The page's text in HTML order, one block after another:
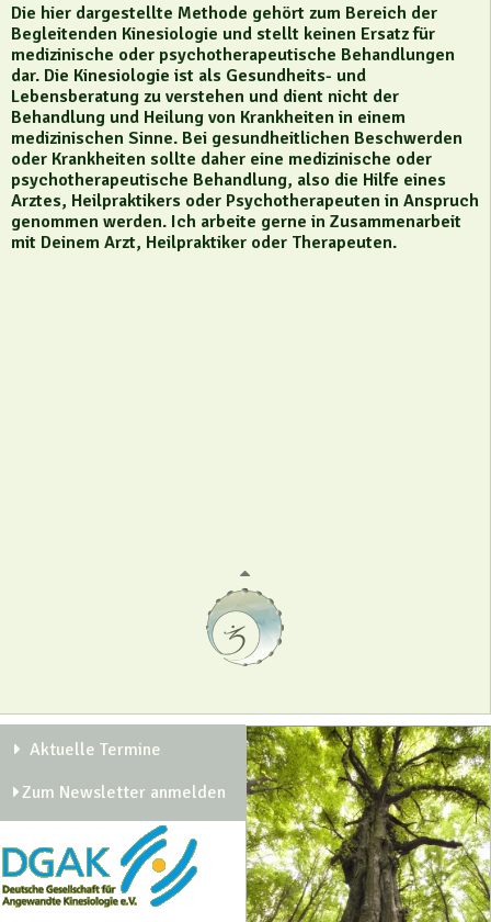
Die hier dargestellte Methode gehört zum Bereich der
Begleitenden Kinesiologie und stellt keinen Ersatz für
medizinische oder psychotherapeutische Behandlungen
dar. Die Kinesiologie ist als Gesundheits- und
Lebensberatung zu verstehen und dient nicht der
Behandlung und Heilung von Krankheiten in einem
medizinischen Sinne. Bei gesundheitlichen Beschwerden
oder Krankheiten sollte daher eine medizinische oder
psychotherapeutische Behandlung, also die Hilfe eines
Arztes, Heilpraktikers oder Psychotherapeuten in Anspruch
genommen werden. Ich arbeite gerne in Zusammenarbeit
mit Deinem Arzt, Heilpraktiker oder Therapeuten.
Aktuelle Termine
Zum Newsletter anmelden